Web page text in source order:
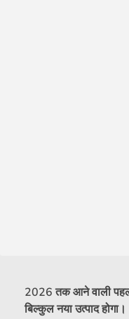
2026 तक आने वाली पहली
बिल्कुल नया उत्पाद होगा।